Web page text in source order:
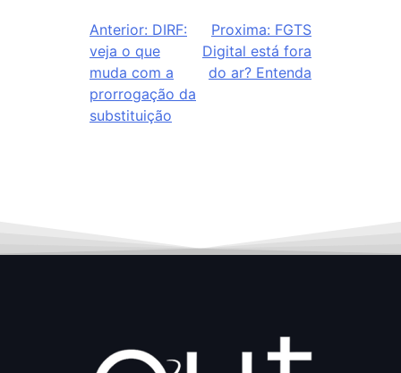
Anterior: DIRF:
veja o que
muda com a
prorrogação da
substituição
Proxima: FGTS
Digital está fora
do ar? Entenda